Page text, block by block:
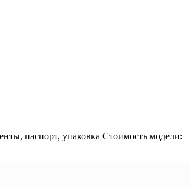
паспорт, упаковка Стоимость модели: